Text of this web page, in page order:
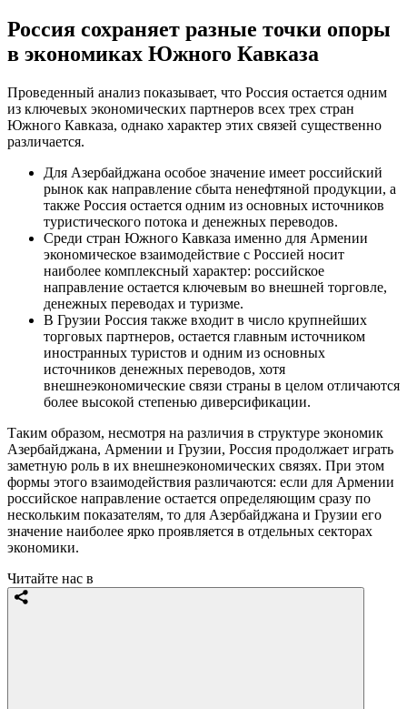
Россия сохраняет разные точки опоры
в экономиках Южного Кавказа
Проведенный анализ показывает, что Россия остается одним
из ключевых экономических партнеров всех трех стран
Южного Кавказа, однако характер этих связей существенно
различается.
Для Азербайджана особое значение имеет российский
рынок как направление сбыта ненефтяной продукции, а
также Россия остается одним из основных источников
туристического потока и денежных переводов.
Среди стран Южного Кавказа именно для Армении
экономическое взаимодействие с Россией носит
наиболее комплексный характер: российское
направление остается ключевым во внешней торговле,
денежных переводах и туризме.
В Грузии Россия также входит в число крупнейших
торговых партнеров, остается главным источником
иностранных туристов и одним из основных
источников денежных переводов, хотя
внешнеэкономические связи страны в целом отличаются
более высокой степенью диверсификации.
Таким образом, несмотря на различия в структуре экономик
Азербайджана, Армении и Грузии, Россия продолжает играть
заметную роль в их внешнеэкономических связях. При этом
формы этого взаимодействия различаются: если для Армении
российское направление остается определяющим сразу по
нескольким показателям, то для Азербайджана и Грузии его
значение наиболее ярко проявляется в отдельных секторах
экономики.
Читайте нас в